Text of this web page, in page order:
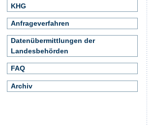
KHG
Anfrageverfahren
Datenübermittlungen der
Landesbehörden
FAQ
Archiv